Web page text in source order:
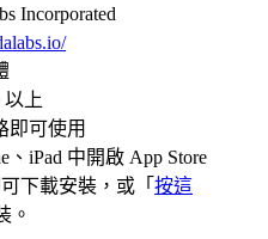
Incorporated
以上
即可使用
、iPad 中開啟 App Store
下載安裝，或「 按這
。